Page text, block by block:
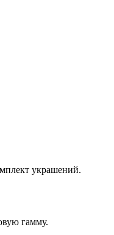
украшений.
гамму.